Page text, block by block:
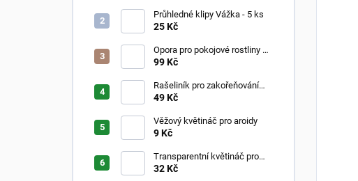
Průhledné klipy Vážka - 5 ks
25 Kč
Opora pro pokojové rostliny –
Moss Poles Classic
99 Kč
Rašeliník pro zakořeňování
řízků
49 Kč
Věžový květináč pro aroidy
9 Kč
Transparentní květináč pro
aroidy
32 Kč